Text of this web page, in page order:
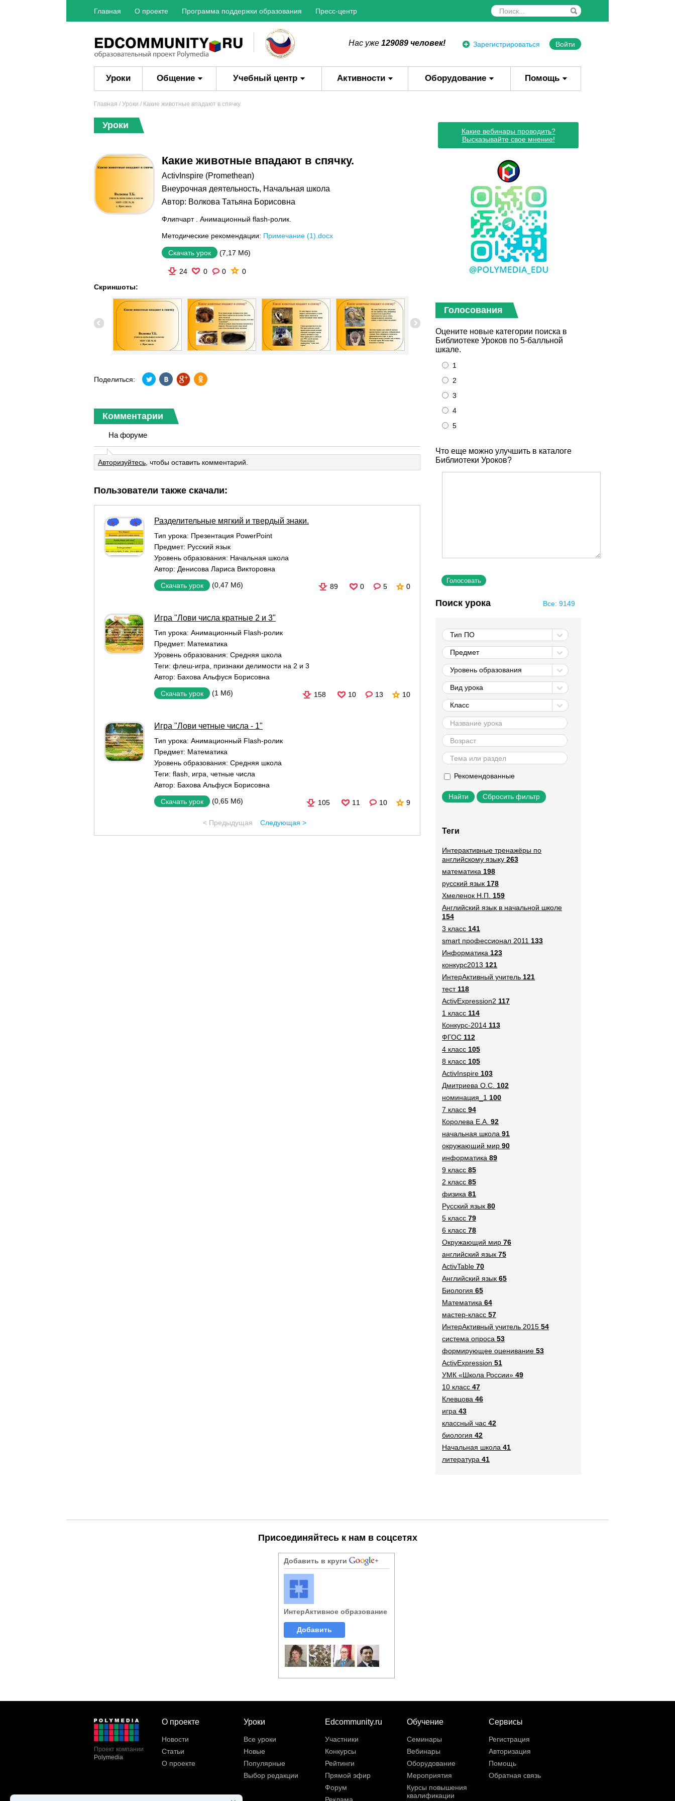
Главная О проекте Программа поддержки образования Пресс-центр
Зарегистрироваться Войти
Нас уже 129089 человек!
Уроки Общение Учебный центр Активности Оборудование Помощь
Главная / Уроки / Какие животные впадают в спячку.
Уроки
Какие животные впадают в спячку.
ActivInspire (Promethean)
Внеурочная деятельность, Начальная школа
Автор: Волкова Татьяна Борисовна
Флипчарт . Анимационный flash-ролик.
Методические рекомендации: Примечание (1).docx
Скачать урок (7,17 Мб)
24 0 0
0
Скриншоты:
Поделиться:
Комментарии
На форуме
Авторизуйтесь , чтобы оставить комментарий.
Пользователи также скачали:
Разделительные мягкий и твердый знаки.
Тип урока: Презентация PowerPoint
Предмет: Русский язык
Уровень образования: Начальная школа
Автор: Денисова Лариса Викторовна
Скачать урок (0,47 Мб) 89 0 5 0
Игра "Лови числа кратные 2 и 3"
Тип урока: Aнимационный Flash-ролик
Предмет: Математика
Уровень образования: Средняя школа
Теги: флеш-игра
признаки делимости на 2 и 3
Автор: Бахова Альфуся Борисовна
Скачать урок (1 Мб) 158 10 13 10
Игра "Лови четные числа - 1"
Тип урока: Aнимационный Flash-ролик
Предмет: Математика
Уровень образования: Средняя школа
Теги: flash игра четные числа
Автор: Бахова Альфуся Борисовна
Скачать урок (0,65 Мб) 105 11 10 9
< Предыдущая Следующая >
Какие вебинары проводить?
Высказывайте свое мнение!
Голосования
Оцените новые категории поиска в
Библиотеке Уроков по 5-балльной
шкале.
1
2
3
4
5
Что еще можно улучшить в каталоге
Библиотеки Уроков?
Все: 9149
Поиск урока
Тип ПО
Предмет
Уровень образования
Вид урока
Класс
Рекомендованные
Сбросить фильтр
Теги
Интерактивные тренажёры по
английскому языку 263
математика 198
русский язык 178
Хмеленок Н.П.
159
Английский язык в начальной школе
154
3 класс 141
smart профессионал 2011 133
Информатика 123
конкурс2013 121
ИнтерАктивный учитель 121
тест118
ActivExpression2 117
1 класс 114
Конкурс-2014 113
ФГОС 112
4 класс 105
8 класс 105
ActivInspire 103
Дмитриева О.С. 102
номинация_1 100
7 класс 94
Королева Е.А. 92
начальная школа 91
окружающий мир 90
информатика 89
9 класс 85
2 класс 85
физика 81
Русский язык 80
5 класс 79
6 класс 78
Окружающий мир 76
английский язык 75
ActivTable 70
Английский язык 65
Биология 65
Математика 64
мастер-класс 57
ИнтерАктивный учитель 2015 54
система опроса 53
формирующее оценивание 53
ActivExpression 51
УМК «Школа России» 49
10 класс 47
Клевцова 46
игра 43
классный час 42
биология 42
Начальная школа 41
литература 41
Присоединяйтесь к нам в соцсетях
Добавить в круги
ИнтерАктивное образование
Добавить
Проект компании
Polymedia
О проекте
Новости
Статьи
О проекте
Уроки
Все уроки
Новые
Популярные
Выбор редакции
Edcommunity.ru
Участники
Конкурсы
Рейтинги
Прямой эфир
Форум
Реклама
Обучение
Семинары
Вебинары
Оборудование
Мероприятия
Курсы повышения
квалификации
Сервисы
Регистрация
Авторизация
Помощь
Обратная связь